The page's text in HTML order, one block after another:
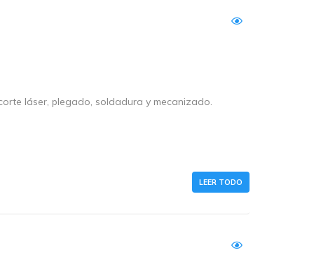
láser, plegado, soldadura y mecanizado.
LEER TODO